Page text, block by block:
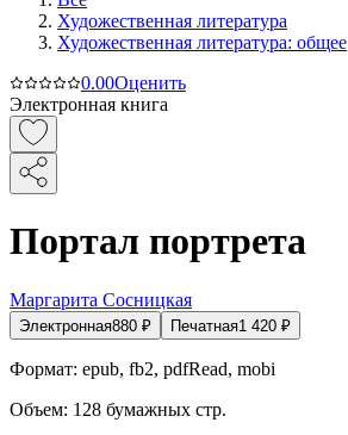
Художественная литература
Художественная литература: общее
0.00Оценить
Электронная книга
Портал портрета
Маргарита Cосницкая
Электронная880 ₽ Печатная1 420 ₽
Формат: epub, fb2, pdfRead, mobi
Объем: 128 бумажных стр.